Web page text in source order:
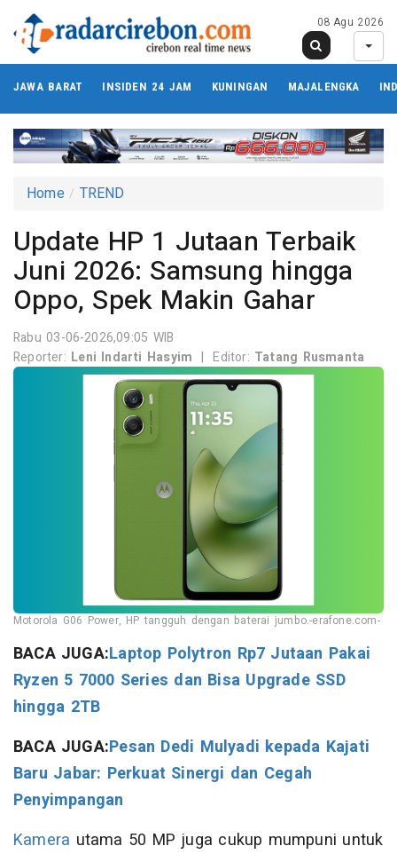
08 Agu 2026
JAWA BARAT INSIDEN 24 JAM KUNINGAN MAJALENGKA
Home TREND
Update HP 1 Jutaan Terbaik
Juni 2026: Samsung hingga
Oppo, Spek Makin Gahar
Rabu 03-06-2026,09:05 WIB
Reporter: Leni Indarti Hasyim | Editor: Tatang Rusmanta
Motorola G06 Power, HP tangguh dengan baterai jumbo.-erafone.com-
BACA JUGA:Laptop Polytron Rp7 Jutaan Pakai
Ryzen 5 7000 Series dan Bisa Upgrade SSD
hingga 2TB
BACA JUGA:Pesan Dedi Mulyadi kepada Kajati
Baru Jabar: Perkuat Sinergi dan Cegah
Penyimpangan
Kamera utama 50 MP juga cukup mumpuni untuk